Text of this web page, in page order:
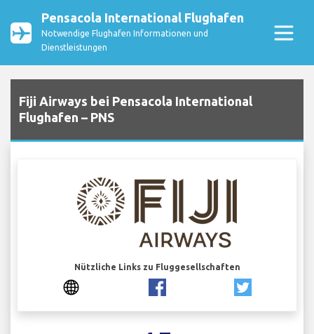
Pensacola International Flughafen
Notwendige Flughafen Informationen und
Dienstleistungen
Fiji Airways bei Pensacola International
Flughafen – PNS
Nützliche Links zu Fluggesellschaften